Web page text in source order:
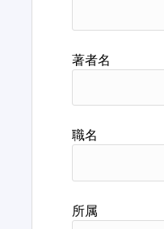
著者名
職名
所属